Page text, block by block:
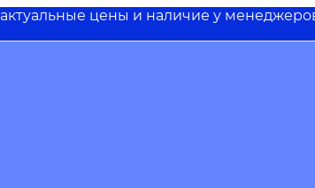
цены и наличие у